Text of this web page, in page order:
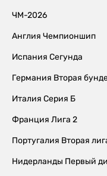
ЧМ-2026
Англия Чемпионшип
Испания Сегунда
Германия Вторая
Италия Серия Б
Франция Лига 2
Португалия Вторая
Нидерланды Первый